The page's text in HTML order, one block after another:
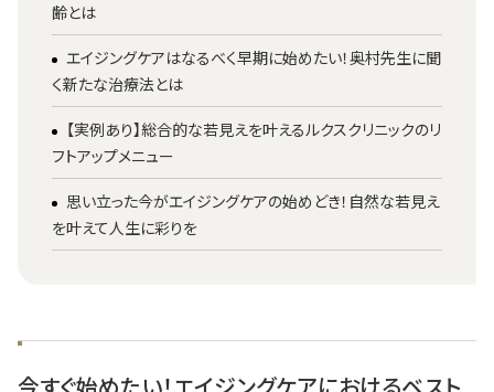
齢とは
エイジングケアはなるべく早期に始めたい！奥村先生に聞
く新たな治療法とは
【実例あり】総合的な若見えを叶えるルクスクリニックのリ
フトアップメニュー
思い立った今がエイジングケアの始めどき！自然な若見え
を叶えて人生に彩りを